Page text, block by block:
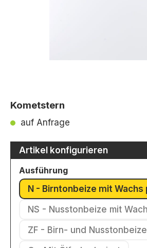
Kometstern
auf Anfrage
Artikel konfigurieren
Ausführungauswählen
N - Birntonbeize mit
(Diese
NS - Nusstonbeize mit
(Diese
ZF - Birn- und